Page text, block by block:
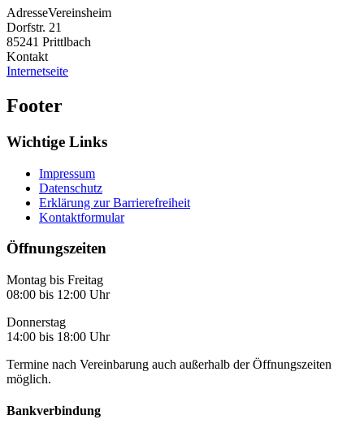
AdresseVereinsheim
Dorfstr. 21
85241 Prittlbach
Kontakt
Internetseite
Footer
Wichtige Links
Impressum
Datenschutz
Erklärung zur Barrierefreiheit
Kontaktformular
Öffnungszeiten
Montag bis Freitag
08:00 bis 12:00 Uhr
Donnerstag
14:00 bis 18:00 Uhr
Termine nach Vereinbarung auch außerhalb der Öffnungszeiten
möglich.
Bankverbindung